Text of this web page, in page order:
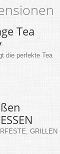
Tea
die perfekte Tea
GRILLEN